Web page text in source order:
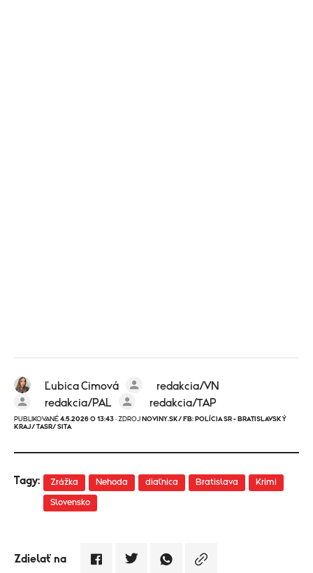
Ľubica Cimová
redakcia/VN
redakcia/PAL
redakcia/TAP
PUBLIKOVANÉ 4.5.2026 O 13:43 · ZDROJ NOVINY.SK/ FB: POLÍCIA SR - BRATISLAVSKÝ
KRAJ/ TASR/ SITA
Tagy: Zrážka Nehoda diaľnica Bratislava Krimi
Slovensko
Zdielať na